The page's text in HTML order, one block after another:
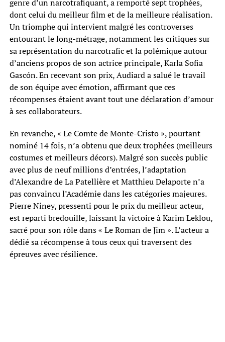
genre d’un narcotrafiquant, a remporté sept trophées,
dont celui du meilleur film et de la meilleure réalisation.
Un triomphe qui intervient malgré les controverses
entourant le long-métrage, notamment les critiques sur
sa représentation du narcotrafic et la polémique autour
d’anciens propos de son actrice principale, Karla Sofia
Gascón. En recevant son prix, Audiard a salué le travail
de son équipe avec émotion, affirmant que ces
récompenses étaient avant tout une déclaration d’amour
à ses collaborateurs.
En revanche, « Le Comte de Monte-Cristo », pourtant
nominé 14 fois, n’a obtenu que deux trophées (meilleurs
costumes et meilleurs décors). Malgré son succès public
avec plus de neuf millions d’entrées, l’adaptation
d’Alexandre de La Patellière et Matthieu Delaporte n’a
pas convaincu l’Académie dans les catégories majeures.
Pierre Niney, pressenti pour le prix du meilleur acteur,
est reparti bredouille, laissant la victoire à Karim Leklou,
sacré pour son rôle dans « Le Roman de Jim ». L’acteur a
dédié sa récompense à tous ceux qui traversent des
épreuves avec résilience.